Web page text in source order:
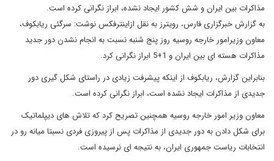
مذاکرات بین ایران و شش کشور ایجاد نشده، ابراز نگرانی کرده است.
به گزارش خبرگزاری فارس، رویترز به نقل ازاینترفکس نوشت: سرگئی ریابکوف،
معاون وزیرامور خارجه روسیه روز پنج شنبه نسبت به انجام نشدن دور جدید
مذاکرات هسته ای بین ایران و 1+5 ابراز نگرانی کرد.
بنابراین گزارش، ریابکوف از اینکه پیشرفت زیادی در راستای شکل گیری دور
جدیدی از مذاکرات ایجاد نشده است، ابراز نگرانی کرده است.
معاون وزیر امور خارجه روسیه همچنین تصریح کرد که تلاش های دیپلماتیک
برای شکل دادن به دور جدیدی از مذاکرات پس از پیروزی فردی نسبتا میانه رو در
انتخابات ریاست جمهوری ایران، به نتیجه ای نرسیده است.